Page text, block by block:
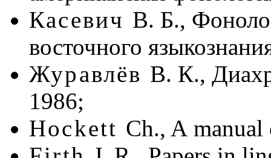
Касевич В. Б.,
восточного
Журавлёв В. К.,
1986;
Hockett Ch., A